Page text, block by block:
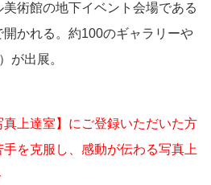
術館の地下イベント会場である
かれる。約100のギャラリーや
が出展。
上達室】にご登録いただいた方
を克服し、感動が伝わる写真上